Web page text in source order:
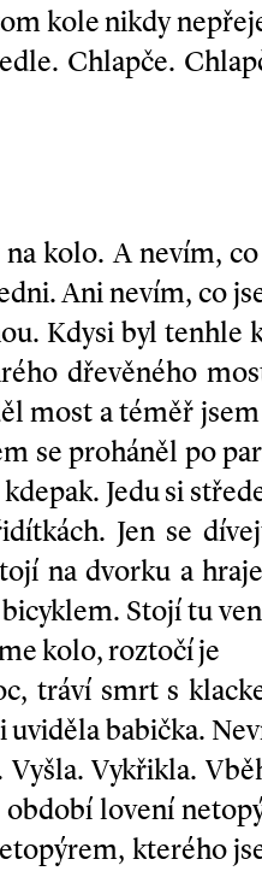
kole nikdy
Chlapče.
kolo. A nevím, co
Ani nevím, co
Kdysi byl tenhle
dřevěného
most a téměř jsem
se proháněl po
Jedu si
Jen se
na dvorku a
Stojí tu
kolo, roztočí je
tráví smrt s
babička.
Vykřikla.
období lovení
kterého